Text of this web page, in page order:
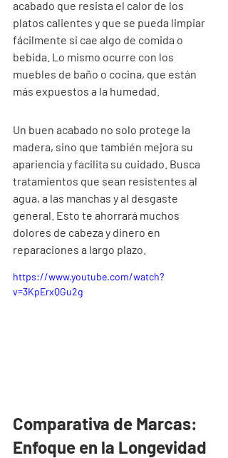
acabado que resista el calor de los
platos calientes y que se pueda limpiar
fácilmente si cae algo de comida o
bebida. Lo mismo ocurre con los
muebles de baño o cocina, que están
más expuestos a la humedad.
Un buen acabado no solo protege la
madera, sino que también mejora su
apariencia y facilita su cuidado. Busca
tratamientos que sean resistentes al
agua, a las manchas y al desgaste
general. Esto te ahorrará muchos
dolores de cabeza y dinero en
reparaciones a largo plazo.
https://www.youtube.com/watch?
v=3KpErxQGu2g
Comparativa de Marcas:
Enfoque en la Longevidad